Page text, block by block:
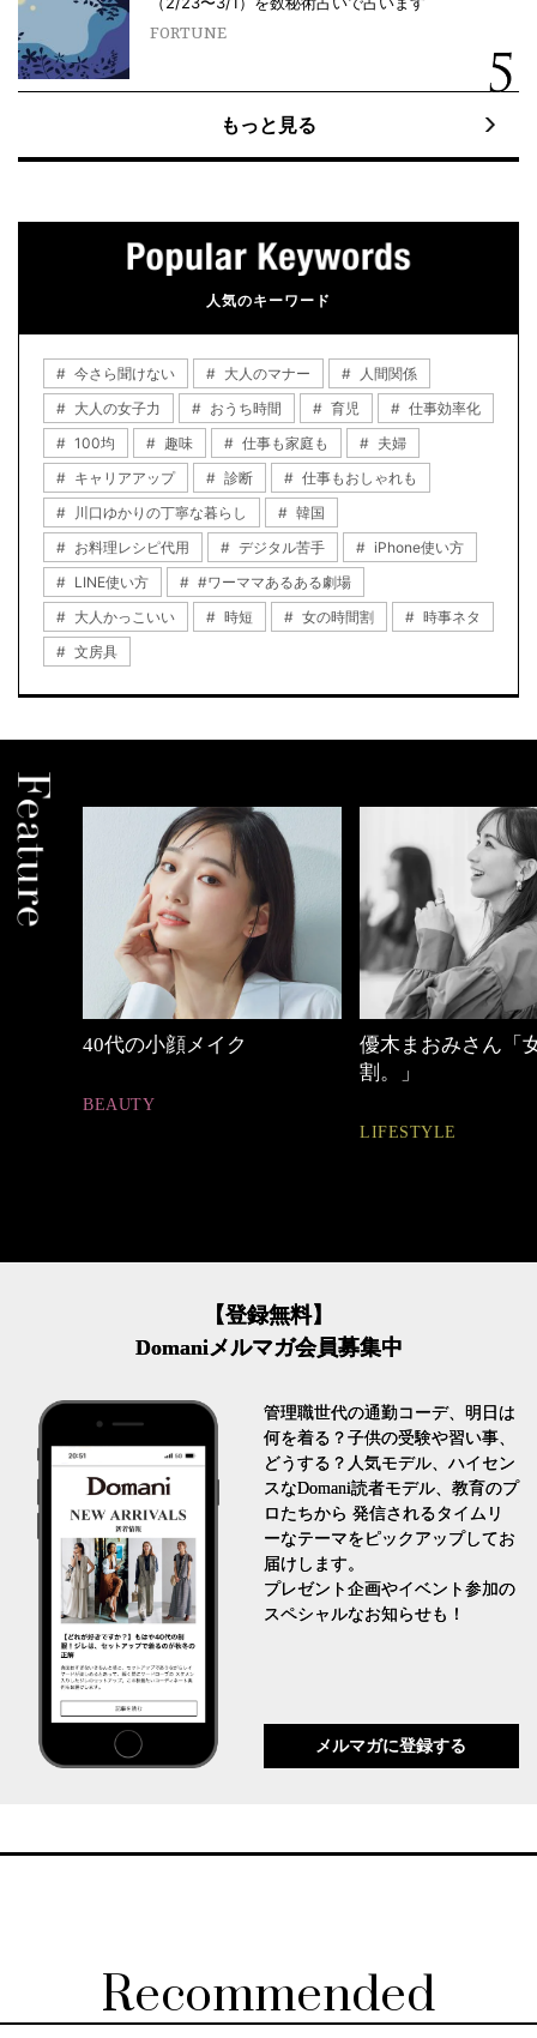
FORTUNE
もっと見る
人気のキーワード
今さら聞けない 大人のマナー
人間関係
大人の女子力
おうち時間 育児
仕事効率化
100均
趣味 仕事も家庭も
夫婦
キャリアアップ
診断
仕事もおしゃれも
川口ゆかりの丁寧な暮らし
韓国
お料理レシピ代用
デジタル苦手
iPhone使い方
LINE使い方
#ワーママあるある劇場
大人かっこいい
時短 女の時間割
時事ネタ
文房具
40代の小顔メイク
BEAUTY
優木まおみさん「
割。」
LIFESTYLE
【登録無料】
Domaniメルマガ会員募集中
管理職世代の通勤コーデ、明日は
何を着る？子供の受験や習い事、
どうする？人気モデル、ハイセン
スなDomani読者モデル、教育のプ
ロたちから 発信されるタイムリ
ーなテーマをピックアップしてお
届けします。
プレゼント企画やイベント参加の
スペシャルなお知らせも！
メルマガに登録する
Recommended